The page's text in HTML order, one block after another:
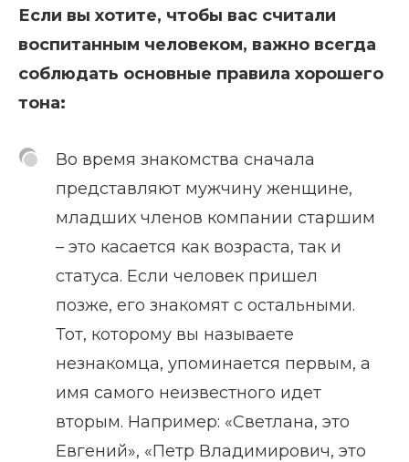
Если вы хотите, чтобы вас считали
воспитанным человеком, важно всегда
соблюдать основные правила хорошего
тона:
Во время знакомства сначала
представляют мужчину женщине,
младших членов компании старшим
– это касается как возраста, так и
статуса. Если человек пришел
позже, его знакомят с остальными.
Тот, которому вы называете
незнакомца, упоминается первым, а
имя самого неизвестного идет
вторым. Например: «Светлана, это
Евгений», «Петр Владимирович, это